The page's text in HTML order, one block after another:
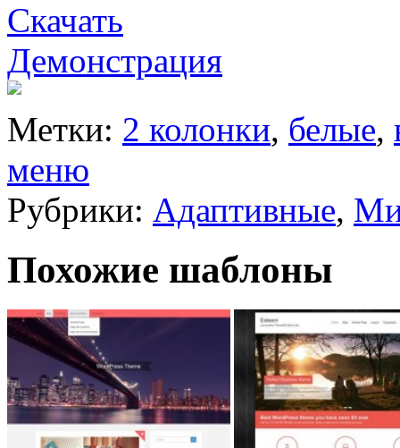
Скачать
Демонстрация
Метки: 2 колонки, белые,
меню
Рубрики: Адаптивные,
Похожие шаблоны